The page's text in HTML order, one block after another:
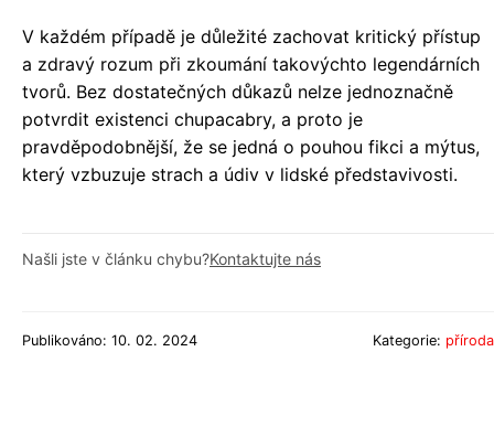
V každém případě je důležité zachovat kritický přístup
a zdravý rozum při zkoumání takovýchto legendárních
tvorů. Bez dostatečných důkazů nelze jednoznačně
potvrdit existenci chupacabry, a proto je
pravděpodobnější, že se jedná o pouhou fikci a mýtus,
který vzbuzuje strach a údiv v lidské představivosti.
Našli jste v článku chybu?Kontaktujte nás
Publikováno: 10. 02. 2024 Kategorie: příroda